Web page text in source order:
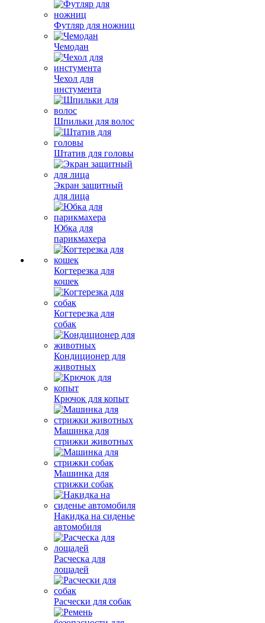
Футляр для ножниц
Чемодан
Чехол для
инстумента
Шпильки для волос
Штатив для головы
Экран защитный
для лица
Юбка для
парикмахера
Когтерезка для
кошек
Когтерезка для
собак
Кондиционер для
животных
Крючок для копыт
Машинка для
стрижки животных
Машинка для
стрижки собак
Накидка на сиденье
автомобиля
Расческа для
лощадей
Расчески для собак